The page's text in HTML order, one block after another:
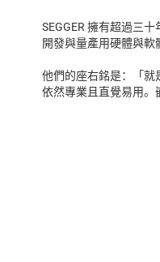
SEGGER 擁有超過三
開發與量產用硬體與軟
他們的座右銘是：「就
依然專業且直覺易用。